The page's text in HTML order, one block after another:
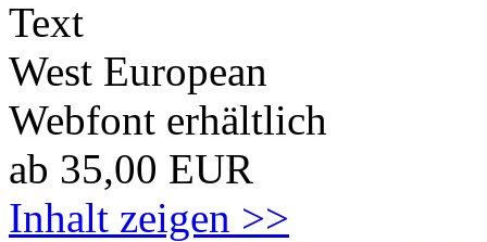
Text
West European
Webfont erhältlich
ab 35,00 EUR
Inhalt zeigen >>